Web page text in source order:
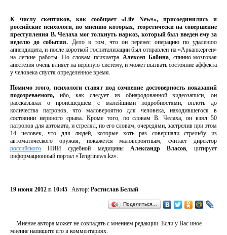
К числу скептиков, как сообщает «Life News», присоединились и
российские психологи, по мнению которых, теоретически на совершение
преступления В. Челаха мог толкнуть наркоз, который был введен ему за
неделю до события. Дело в том, что он перенес операцию по удалению
аппендицита, и после короткой госпитализации был отправлен на «Арканкерген»
на легкие работы. По словам психиатра Алексея Бабина, спинно-мозговая
анестезия очень влияет на нервную систему, и может вызвать состояние аффекта
у человека спустя определенное время.
Помимо этого, психологи ставят под сомнение достоверность показаний
подозреваемого, ибо, как следует из обнародованной видеозаписи, он
рассказывал о происшедшем с малейшими подробностями, вплоть до
количества патронов, что маловероятно для человека, находившегося в
состоянии нервного срыва. Кроме того, по словам В. Челаха, он взял 50
патронов для автомата, и стрелял, по его словам, очередями, застрелив при этом
14 человек, что для людей, которые хоть раз совершали стрельбу из
автоматического оружия, покажется маловероятным, считает директор
российского НИИ судебной медицины Александр Власов, цитирует
информационный портал «Tengrinews.kz».
19 июня 2012 г. 10:45 Автор: Ростислав Белый
Поделиться…
Мнение автора может не совпадать с мнением редакции. Если у Вас иное
мнение напишите его в комментариях.